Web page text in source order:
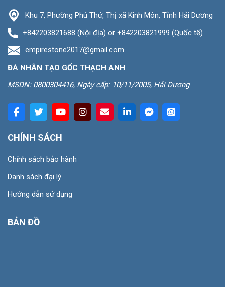
Khu 7, Phường Phú Thứ, Thị xã Kinh Môn, Tỉnh Hải Dương
+842203821688 (Nội địa) or +842203821999 (Quốc tế)
empirestone2017@gmail.com
ĐÁ NHÂN TẠO GỐC THẠCH ANH
MSDN: 0800304416, Ngày cấp: 10/11/2005, Hải Dương
CHÍNH SÁCH
Chính sách bảo hành
Danh sách đại lý
Hướng dẫn sử dụng
BẢN ĐỒ